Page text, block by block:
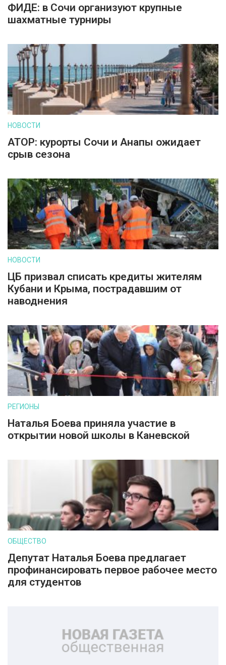
ФИДЕ: в Сочи организуют крупные
шахматные турниры
НОВОСТИ
АТОР: курорты Сочи и Анапы ожидает
срыв сезона
НОВОСТИ
ЦБ призвал списать кредиты жителям
Кубани и Крыма, пострадавшим от
наводнения
РЕГИОНЫ
Наталья Боева приняла участие в
открытии новой школы в Каневской
ОБЩЕСТВО
Депутат Наталья Боева предлагает
профинансировать первое рабочее место
для студентов